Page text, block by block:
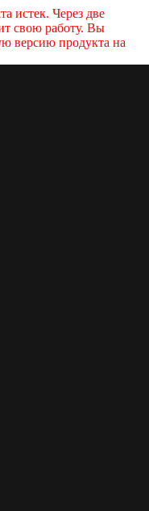
истек. Через две
свою работу. Вы
версию продукта на